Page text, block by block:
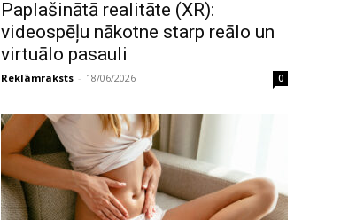
Paplašinātā realitāte (XR):
videospēļu nākotne starp reālo un
virtuālo pasauli
Reklāmraksts - 18/06/2026 0